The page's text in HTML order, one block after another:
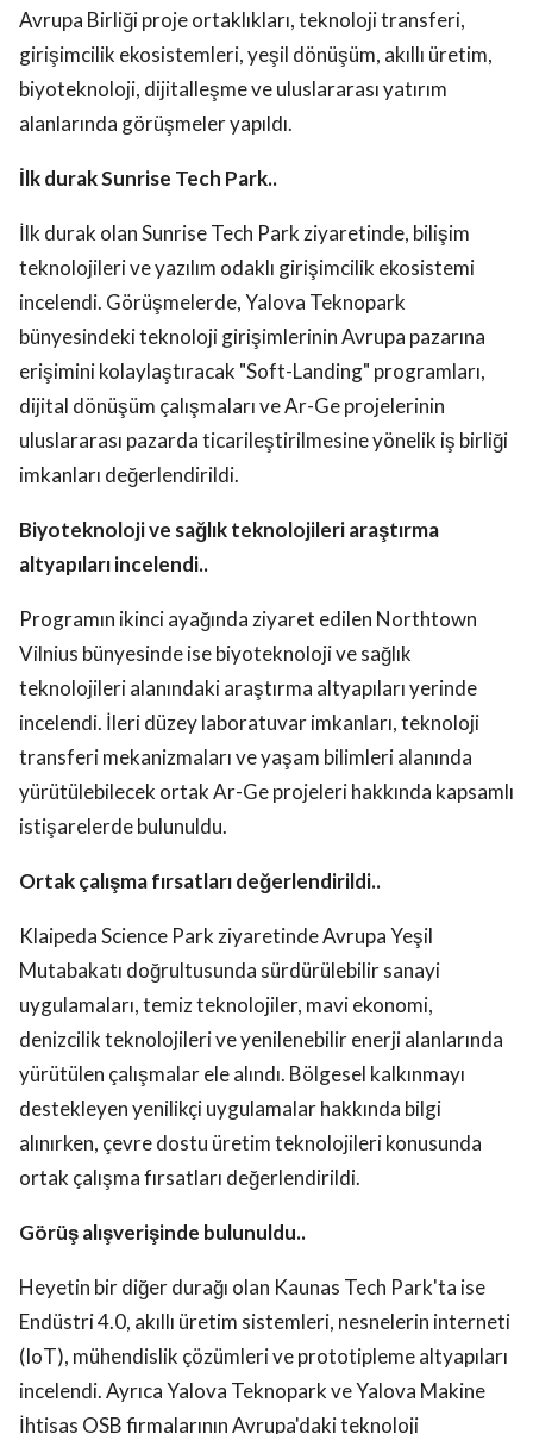
Avrupa Birliği proje ortaklıkları, teknoloji transferi,
girişimcilik ekosistemleri, yeşil dönüşüm, akıllı üretim,
biyoteknoloji, dijitalleşme ve uluslararası yatırım
alanlarında görüşmeler yapıldı.
İlk durak Sunrise Tech Park..
İlk durak olan Sunrise Tech Park ziyaretinde, bilişim
teknolojileri ve yazılım odaklı girişimcilik ekosistemi
incelendi. Görüşmelerde, Yalova Teknopark
bünyesindeki teknoloji girişimlerinin Avrupa pazarına
erişimini kolaylaştıracak "Soft-Landing" programları,
dijital dönüşüm çalışmaları ve Ar-Ge projelerinin
uluslararası pazarda ticarileştirilmesine yönelik iş birliği
imkanları değerlendirildi.
Biyoteknoloji ve sağlık teknolojileri araştırma
altyapıları incelendi..
Programın ikinci ayağında ziyaret edilen Northtown
Vilnius bünyesinde ise biyoteknoloji ve sağlık
teknolojileri alanındaki araştırma altyapıları yerinde
incelendi. İleri düzey laboratuvar imkanları, teknoloji
transferi mekanizmaları ve yaşam bilimleri alanında
yürütülebilecek ortak Ar-Ge projeleri hakkında kapsamlı
istişarelerde bulunuldu.
Ortak çalışma fırsatları değerlendirildi..
Klaipeda Science Park ziyaretinde Avrupa Yeşil
Mutabakatı doğrultusunda sürdürülebilir sanayi
uygulamaları, temiz teknolojiler, mavi ekonomi,
denizcilik teknolojileri ve yenilenebilir enerji alanlarında
yürütülen çalışmalar ele alındı. Bölgesel kalkınmayı
destekleyen yenilikçi uygulamalar hakkında bilgi
alınırken, çevre dostu üretim teknolojileri konusunda
ortak çalışma fırsatları değerlendirildi.
Görüş alışverişinde bulunuldu..
Heyetin bir diğer durağı olan Kaunas Tech Park'ta ise
Endüstri 4.0, akıllı üretim sistemleri, nesnelerin interneti
(IoT), mühendislik çözümleri ve prototipleme altyapıları
incelendi. Ayrıca Yalova Teknopark ve Yalova Makine
İhtisas OSB firmalarının Avrupa'daki teknoloji